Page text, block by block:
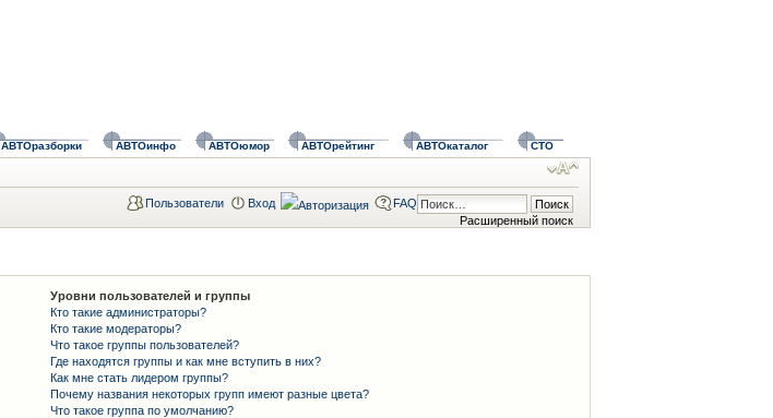
АВТОразборки АВТОинфо АВТОюмор АВТОрейтинг АВТОкаталог СТО
Расширенный поиск
Пользователи Вход FAQ
Уровни пользователей и группы
Кто такие администраторы?
Кто такие модераторы?
Что такое группы пользователей?
Где находятся группы и как мне вступить в них?
Как мне стать лидером группы?
Почему названия некоторых групп имеют разные цвета?
Что такое группа по умолчанию?